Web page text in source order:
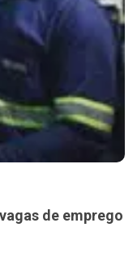
de emprego